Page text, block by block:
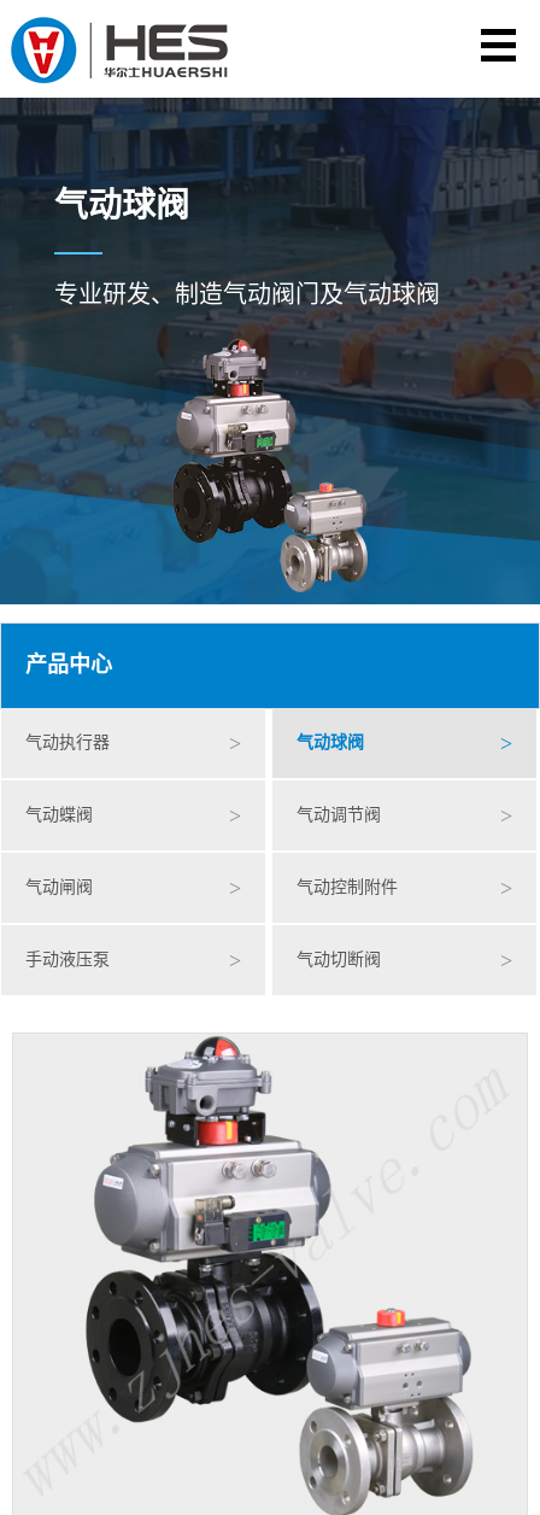
气动球阀
专业研发、制造气动阀门及气动球阀
产品中心
气动执行器 > 气动球阀 >
气动蝶阀 > 气动调节阀 >
气动闸阀 > 气动控制附件 >
手动液压泵 > 气动切断阀 >